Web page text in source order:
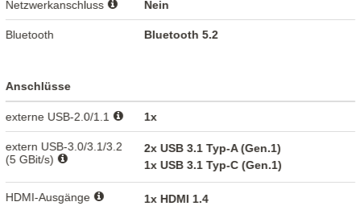
Netzwerkanschluss Nein
Bluetooth Bluetooth 5.2
Anschlüsse
externe USB-2.0/1.1 1x
extern USB-3.0/3.1/3.2
(5 GBit/s)
2x USB 3.1 Typ-A (Gen.1)
1x USB 3.1 Typ-C (Gen.1)
HDMI-Ausgänge 1x HDMI 1.4